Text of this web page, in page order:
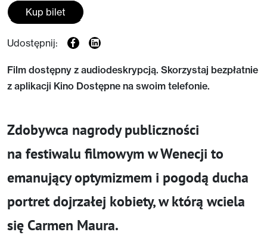
Kup bilet
Udostępnij:
Film dostępny z audiodeskrypcją. Skorzystaj bezpłatnie
z aplikacji Kino Dostępne na swoim telefonie.
Zdobywca nagrody publiczności
na festiwalu filmowym w Wenecji to
emanujący optymizmem i pogodą ducha
portret dojrzałej kobiety, w którą wciela
się Carmen Maura.